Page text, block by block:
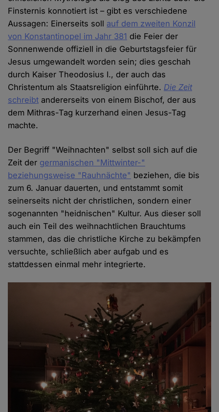
Finsternis konnotiert ist – gibt es verschiedene
Aussagen: Einerseits soll auf dem zweiten Konzil
von Konstantinopel im Jahr 381 die Feier der
Sonnenwende offiziell in die Geburtstagsfeier für
Jesus umgewandelt worden sein; dies geschah
durch Kaiser Theodosius I., der auch das
Christentum als Staatsreligion einführte. Die Zeit
schreibt andererseits von einem Bischof, der aus
dem Mithras-Tag kurzerhand einen Jesus-Tag
machte.
Der Begriff "Weihnachten" selbst soll sich auf die
Zeit der germanischen "Mittwinter-"
beziehungsweise "Rauhnächte" beziehen, die bis
zum 6. Januar dauerten, und entstammt somit
seinerseits nicht der christlichen, sondern einer
sogenannten "heidnischen" Kultur. Aus dieser soll
auch ein Teil des weihnachtlichen Brauchtums
stammen, das die christliche Kirche zu bekämpfen
versuchte, schließlich aber aufgab und es
stattdessen einmal mehr integrierte.